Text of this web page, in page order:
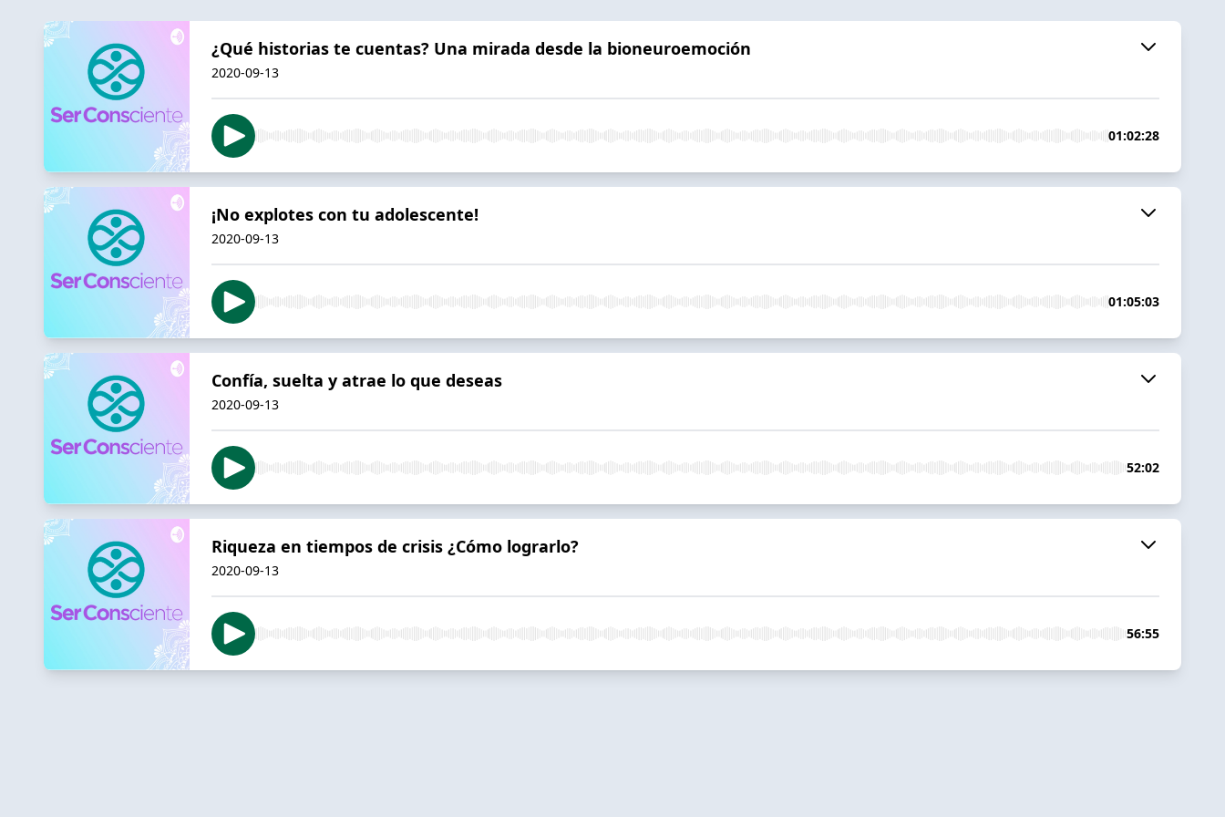
¿Qué historias te cuentas? Una mirada desde la bioneuroemoción
2020-09-13
01:02:28
¡No explotes con tu adolescente!
2020-09-13
01:05:03
Confía, suelta y atrae lo que deseas
2020-09-13
52:02
Riqueza en tiempos de crisis ¿Cómo lograrlo?
2020-09-13
56:55